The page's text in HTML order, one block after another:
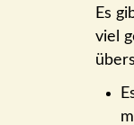
Es
viel